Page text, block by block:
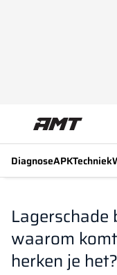
DiagnoseAPKTechniek
Lagerschade
waarom
herken je het?